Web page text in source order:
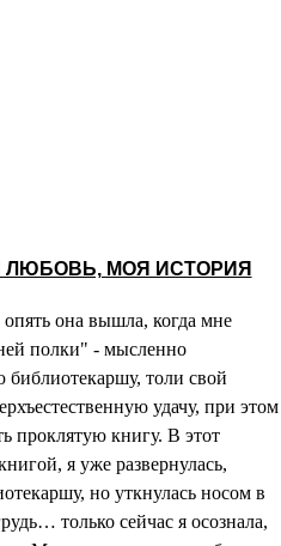
ЛЮБОВЬ, МОЯ ИСТОРИЯ
она вышла, когда мне
полки" - мысленно
толи свой
удачу, при этом
проклятую книгу. В этот
я уже развернулась,
но уткнулась носом в
только сейчас я осознала,